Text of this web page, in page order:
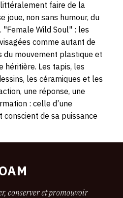
faire de la
joue, non sans humour, du
Wild Soul" : les
comme autant de
du mouvement plastique et
héritière. Les tapis, les
les céramiques et les
une réponse, une
: celle d’une
conscient de sa puissance
conserver et promouvoir